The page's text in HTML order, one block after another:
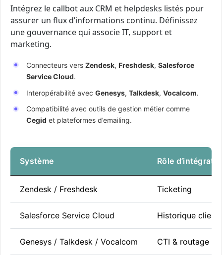
Intégrez le callbot aux CRM et helpdesks listés pour
assurer un flux d’informations continu. Définissez
une gouvernance qui associe IT, support et
marketing.
Connecteurs vers Zendesk, Freshdesk, Salesforce
Service Cloud.
Interopérabilité avec Genesys, Talkdesk, Vocalcom.
Compatibilité avec outils de gestion métier comme
Cegid et plateformes d’emailing.
Système Rôle
Zendesk / Freshdesk Ticketing
Salesforce Service Cloud Historique client
Genesys / Talkdesk / Vocalcom CTI & routage